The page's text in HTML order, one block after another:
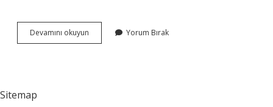
Devamını okuyun
I
Yorum Bırak
Sitemap